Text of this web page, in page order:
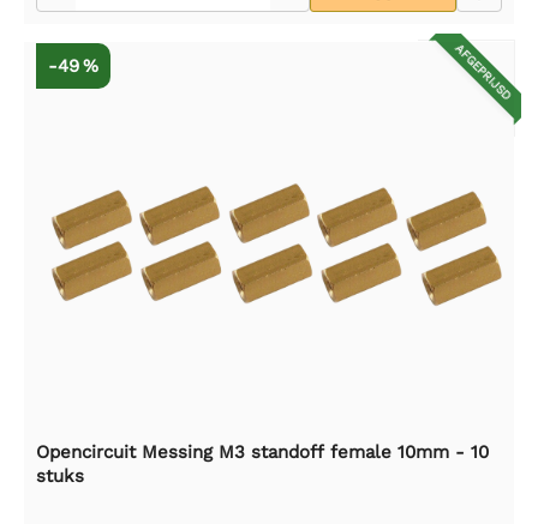
AFGEPRIJSD
-49 %
Opencircuit Messing M3 standoff female 10mm - 10
stuks